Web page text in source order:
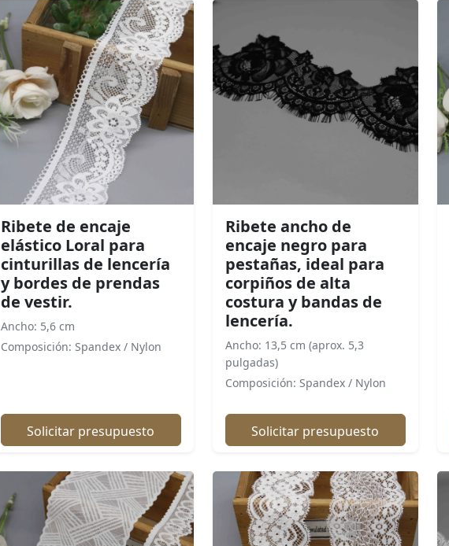
Ribete de encaje
elástico Loral para
cinturillas de lencería
y bordes de prendas
de vestir.
Ancho: 5,6 cm
Composición: Spandex / Nylon
Solicitar presupuesto
Ribete ancho de
encaje negro para
pestañas, ideal para
corpiños de alta
costura y bandas de
lencería.
Ancho: 13,5 cm (aprox. 5,3
pulgadas)
Composición: Spandex / Nylon
Solicitar presupuesto